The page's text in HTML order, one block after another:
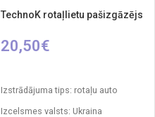
TechnoK rotaļlietu pašizgāzējs
20,50€
Izstrādājuma tips: rotaļu auto
Izcelsmes valsts: Ukraina